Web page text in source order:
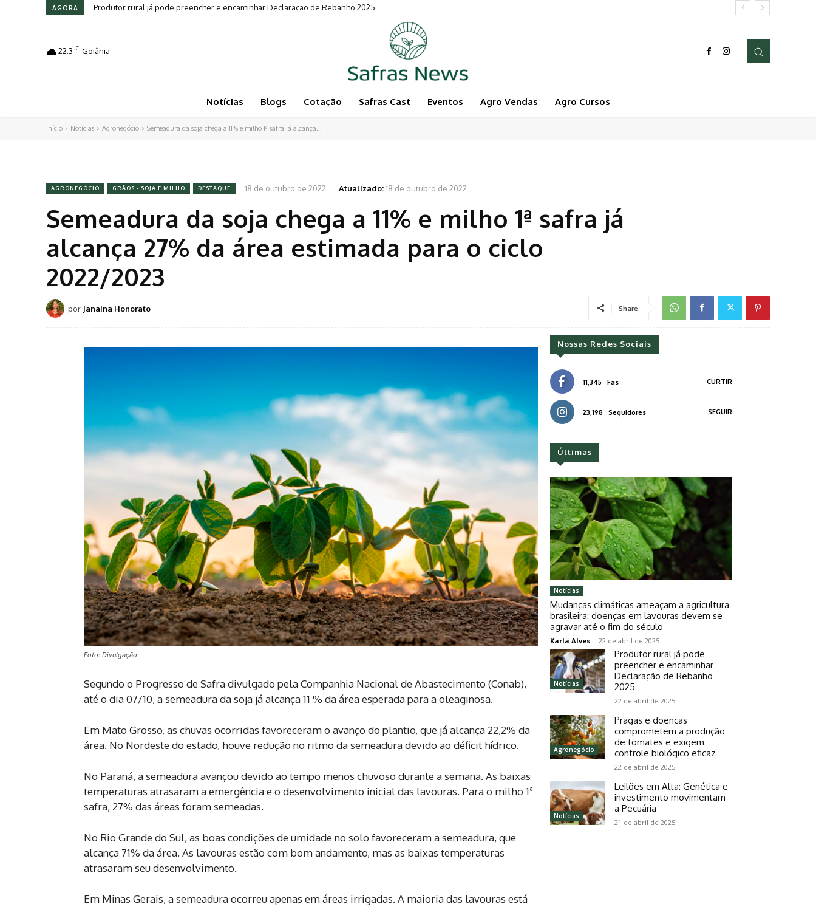
AGORA Produtor rural já pode preencher e encaminhar Declaração de Rebanho 2025
22.3 C Goiânia
Notícias Blogs Cotação Safras Cast Eventos Agro Vendas Agro Cursos
Início Notícias Agronegócio Semeadura da soja chega a 11% e milho 1ª safra já alcança...
AGRONEGÓCIO GRÃOS - SOJA E MILHO DESTAQUE 18 de outubro de 2022 Atualizado:18 de outubro de 2022
Semeadura da soja chega a 11% e milho 1ª safra já
alcança 27% da área estimada para o ciclo
2022/2023
por Janaina Honorato Share
Foto: Divulgação
Segundo o Progresso de Safra divulgado pela Companhia Nacional de Abastecimento (Conab),
até o dia 07/10, a semeadura da soja já alcança 11 % da área esperada para a oleaginosa.
Em Mato Grosso, as chuvas ocorridas favoreceram o avanço do plantio, que já alcança 22,2% da
área. No Nordeste do estado, houve redução no ritmo da semeadura devido ao déficit hídrico.
No Paraná, a semeadura avançou devido ao tempo menos chuvoso durante a semana. As baixas
temperaturas atrasaram a emergência e o desenvolvimento inicial das lavouras. Para o milho 1ª
safra, 27% das áreas foram semeadas.
No Rio Grande do Sul, as boas condições de umidade no solo favoreceram a semeadura, que
alcança 71% da área. As lavouras estão com bom andamento, mas as baixas temperaturas
atrasaram seu desenvolvimento.
Em Minas Gerais, a semeadura ocorreu apenas em áreas irrigadas. A maioria das lavouras está
Nossas Redes Sociais
11,345 Fãs CURTIR
23,198 Seguidores SEGUIR
Últimas
Notícias
Mudanças climáticas ameaçam a agricultura
brasileira: doenças em lavouras devem se
agravar até o fim do século
Karla Alves - 22 de abril de 2025
Notícias
Produtor rural já pode
preencher e encaminhar
Declaração de Rebanho
2025
22 de abril de 2025
Agronegócio
Pragas e doenças
comprometem a produção
de tomates e exigem
controle biológico eficaz
22 de abril de 2025
Notícias
Leilões em Alta: Genética e
investimento movimentam
a Pecuária
21 de abril de 2025